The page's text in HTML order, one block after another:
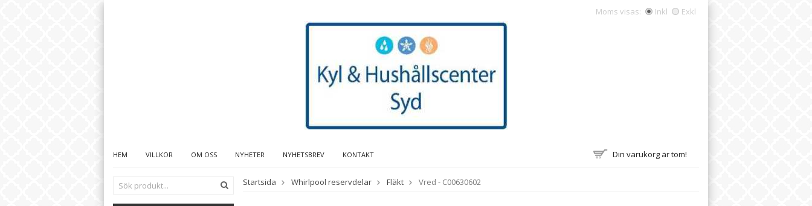
Moms visas: Inkl Exkl
HEM VILLKOR OM OSS NYHETER NYHETSBREV KONTAKT Din varukorg är tom!
Startsida Whirlpool reservdelar Fläkt Vred - C00630602